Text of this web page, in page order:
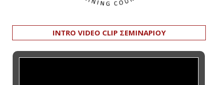
INTRO VIDEO CLIP ΣΕΜΙΝΑΡΙΟΥ